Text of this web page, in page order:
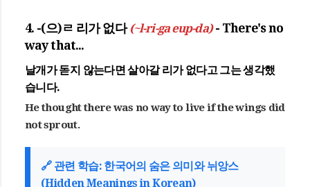
4. -(으)ㄹ 리가 없다 (~l-ri-ga eup-da)- There's no
way that...
날개가 돋지 않는다면 살아갈리가 없다고 그는 생각했
습니다.
He thought there was no way to live if the wings did
not sprout.
🔗 관련 학습: 한국어의 숨은 의미와 뉘앙스
(Hidden Meanings in Korean)